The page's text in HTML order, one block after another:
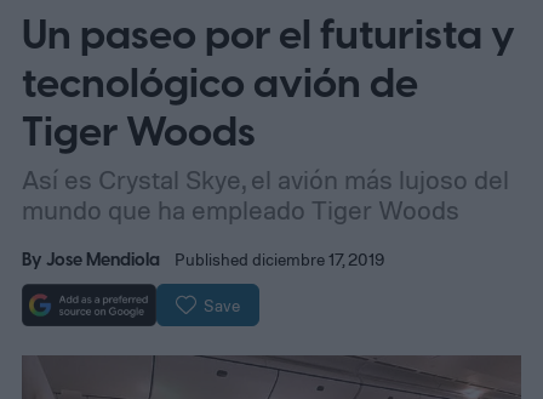
Un paseo por el futurista y
tecnológico avión de
Tiger Woods
Así es Crystal Skye, el avión más lujoso del
mundo que ha empleado Tiger Woods
ByJose Mendiola Published diciembre 17, 2019
Save